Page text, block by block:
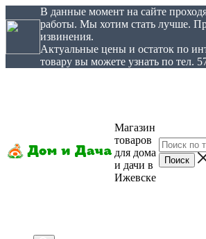
В данные момент на сайте
работы. Мы хотим стать лучше.
извинения.
Актуальные цены и остаток по
товару вы можете узнать по тел.
Магазин
товаров
для дома
и дачи в
Ижевске